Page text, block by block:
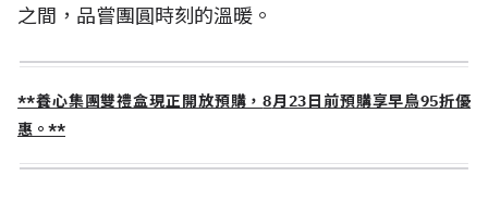
之間，品嘗團圓時刻的溫暖。
**養心集團雙禮盒現正開放預購，8月23日前預購享早鳥95折優
惠。**